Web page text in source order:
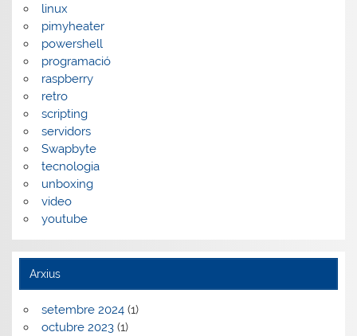
linux
pimyheater
powershell
programació
raspberry
retro
scripting
servidors
Swapbyte
tecnologia
unboxing
video
youtube
Arxius
setembre 2024(1)
octubre 2023(1)